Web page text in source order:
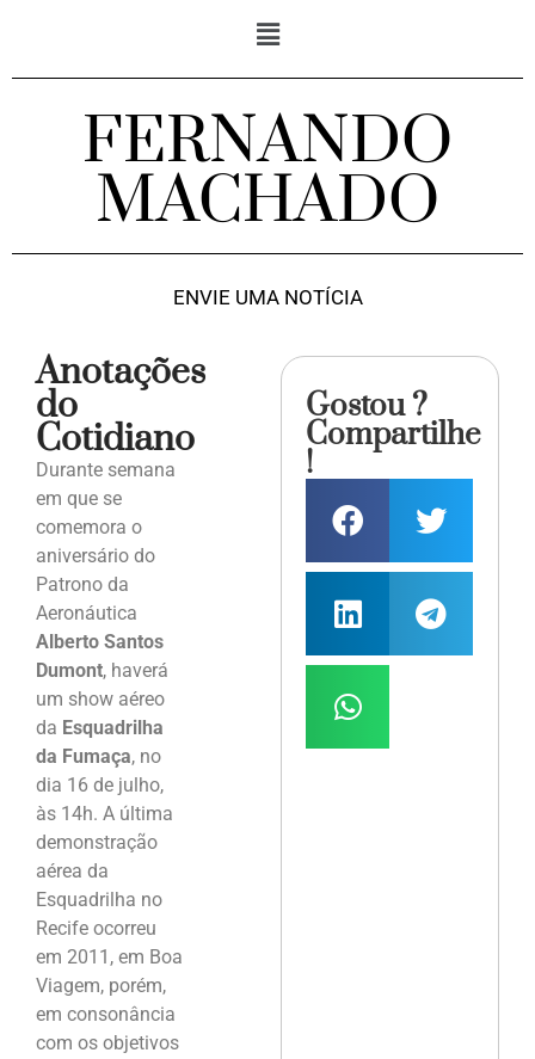
FERNANDO
MACHADO
ENVIE UMA NOTÍCIA
Anotações
do
Cotidiano
Durante semana
em que se
comemora o
aniversário do
Patrono da
Aeronáutica
Alberto Santos
Dumont, haverá
um show aéreo
da Esquadrilha
da Fumaça, no
dia 16 de julho,
às 14h. A última
demonstração
aérea da
Esquadrilha no
Recife ocorreu
em 2011, em Boa
Viagem, porém,
em consonância
com os objetivos
Gostou ?
Compartilhe
!